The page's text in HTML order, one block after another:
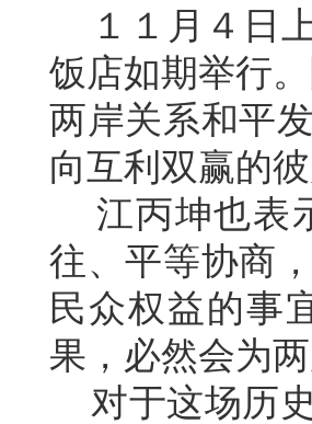
１１月４日
饭店如期举行
两岸关系和平
向互利双赢的
江丙坤也表
往、平等协商
民众权益的事
果，必然会为
对于这场历